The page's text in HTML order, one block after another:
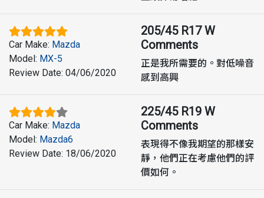
Car Make: Mazda
Model: MX-5
Review Date: 04/06/2020
205/45 R17 W
Comments
正是我所需要的。對低噪音
感到高興
Car Make: Mazda
Model: Mazda6
Review Date: 18/06/2020
225/45 R19 W
Comments
表現得不像我期望的那樣安
靜，他們正在考慮他們的評
價如何。